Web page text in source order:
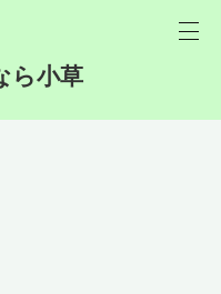
ら小草